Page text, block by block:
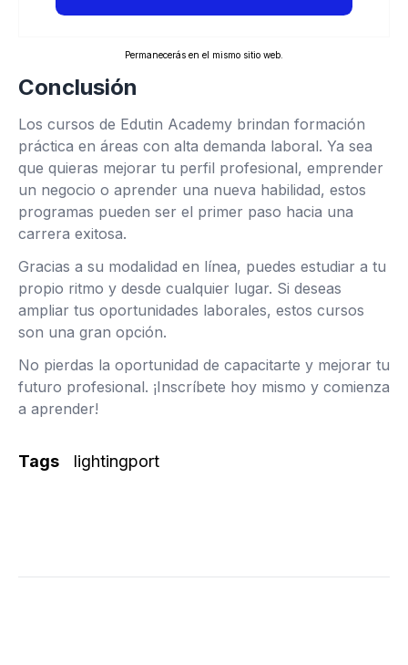
Permanecerás en el mismo sitio web.
Conclusión
Los cursos de Edutin Academy brindan formación
práctica en áreas con alta demanda laboral. Ya sea
que quieras mejorar tu perfil profesional, emprender
un negocio o aprender una nueva habilidad, estos
programas pueden ser el primer paso hacia una
carrera exitosa.
Gracias a su modalidad en línea, puedes estudiar a tu
propio ritmo y desde cualquier lugar. Si deseas
ampliar tus oportunidades laborales, estos cursos
son una gran opción.
No pierdas la oportunidad de capacitarte y mejorar tu
futuro profesional. ¡Inscríbete hoy mismo y comienza
a aprender!
Tags lightingport